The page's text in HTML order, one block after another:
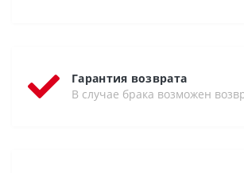
Гарантия возврата
В случае брака возможен